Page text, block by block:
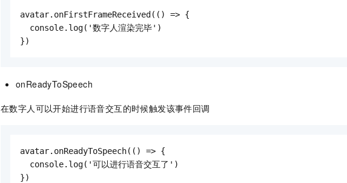
avatar.onFirstFrameReceived(() => {
  console.log('数字人渲染完毕')
})
onReadyToSpeech
在数字人可以开始进行语音交互的时候触发该事件回调
avatar.onReadyToSpeech(() => {
  console.log('可以进行语音交互了')
})